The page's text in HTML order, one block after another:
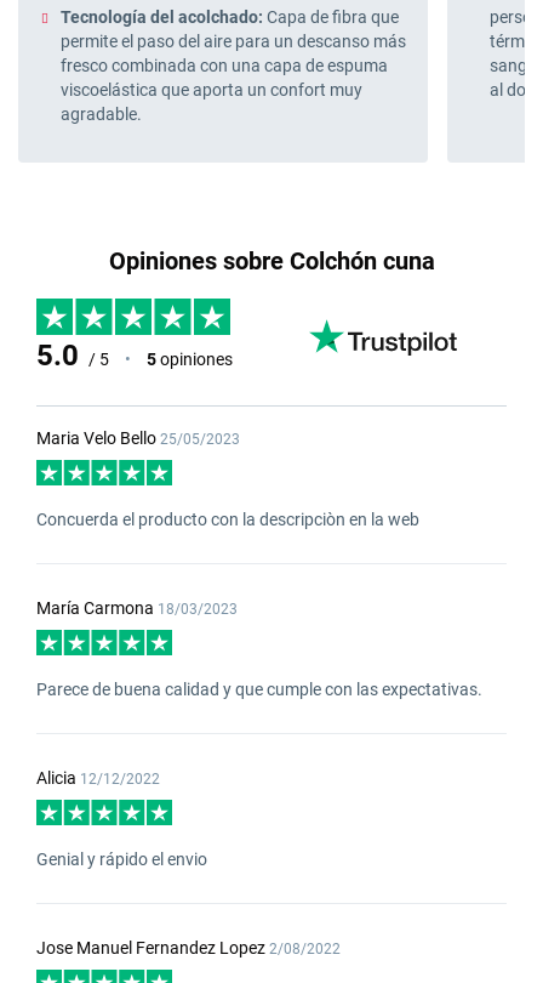
Tecnología del acolchado: Capa de fibra que
permite el paso del aire para un descanso más
fresco combinada con una capa de espuma
viscoelástica que aporta un confort muy
agradable.
al
Opiniones sobre Colchón cuna
5.0 / 5 • 5opiniones
Maria Velo Bello 25/05/2023
Concuerda el producto con la descripciòn en la web
María Carmona 18/03/2023
Parece de buena calidad y que cumple con las expectativas.
Alicia 12/12/2022
Genial y rápido el envio
Jose Manuel Fernandez Lopez 2/08/2022